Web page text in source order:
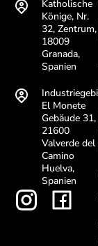
Katholische
Könige, Nr.
32, Zentrum,
18009
Granada,
Spanien
El Monete
Gebäude 31,
21600
Valverde del
Camino
Huelva,
Spanien